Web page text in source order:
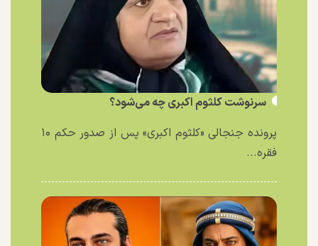
سرنوشت کلثوم اکبری چه می‌شود؟
پرونده جنجالی «کلثوم اکبری» پس از صدور حکم ۱۰
فقره...